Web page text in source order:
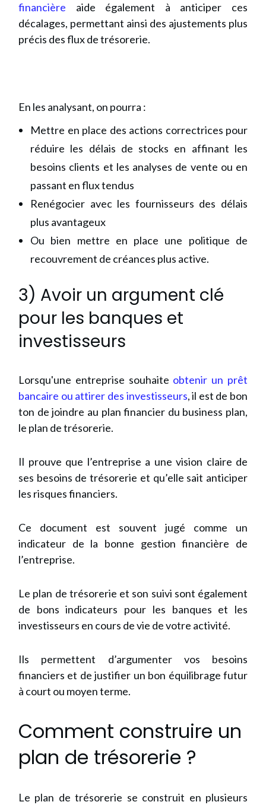
financière aide également à anticiper ces
décalages, permettant ainsi des ajustements plus
précis des flux de trésorerie.
En les analysant, on pourra :
Mettre en place des actions correctrices pour
réduire les délais de stocks en affinant les
besoins clients et les analyses de vente ou en
passant en flux tendus
Renégocier avec les fournisseurs des délais
plus avantageux
Ou bien mettre en place une politique de
recouvrement de créances plus active.
3) Avoir un argument clé
pour les banques et
investisseurs
Lorsqu'une entreprise souhaite obtenir un prêt
bancaire ou attirer des investisseurs, il est de bon
ton de joindre au plan financier du business plan,
le plan de trésorerie.
Il prouve que l’entreprise a une vision claire de
ses besoins de trésorerie et qu’elle sait anticiper
les risques financiers.
Ce document est souvent jugé comme un
indicateur de la bonne gestion financière de
l’entreprise.
Le plan de trésorerie et son suivi sont également
de bons indicateurs pour les banques et les
investisseurs en cours de vie de votre activité.
Ils permettent d’argumenter vos besoins
financiers et de justifier un bon équilibrage futur
à court ou moyen terme.
Comment construire un
plan de trésorerie ?
Le plan de trésorerie se construit en plusieurs